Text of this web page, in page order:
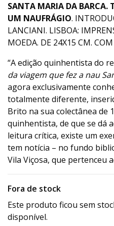
SANTA MARIA DA BARCA.
UM NAUFRÁGIO.
LANCIANI. LISBOA:
MOEDA. DE 24X15 CM.
“A edição quinhentista do
da viagem que fez a nau
agora exclusivamente
totalmente diferente,
Brito na sua colectânea de
quinhentista, de que se dá
leitura crítica, existe um
tem notícia – no fundo
Vila Viçosa, que pertenceu
Fora de stock
Este produto ficou sem
disponível.